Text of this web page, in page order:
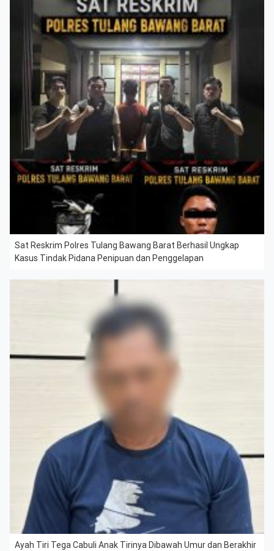
Sat Reskrim Polres Tulang Bawang Barat Berhasil Ungkap
Kasus Tindak Pidana Penipuan dan Penggelapan
Ayah Tiri Tega Cabuli Anak Tirinya Dibawah Umur dan Berakhir